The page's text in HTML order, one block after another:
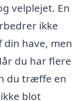
velplejet. En
ikke
have, men
du har flere
du træffe en
blot